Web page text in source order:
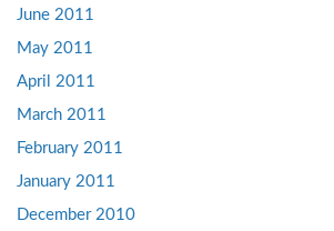
June 2011
May 2011
April 2011
March 2011
February 2011
January 2011
December 2010